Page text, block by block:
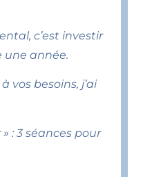
c’est investir
une année.
vos besoins, j’ai
: 3 séances pour